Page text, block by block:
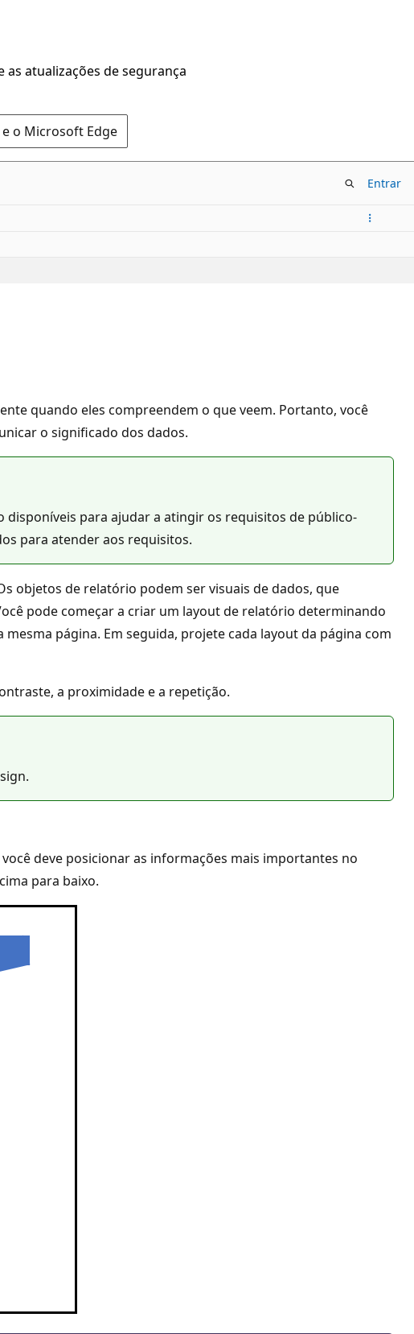
atualizações de segurança
o Microsoft Edge
Entrar
quando eles compreendem o que veem. Portanto, você
o significado dos dados.
para ajudar a atingir os requisitos de público-
para atender aos requisitos.
objetos de relatório podem ser visuais de dados, que
pode começar a criar um layout de relatório determinando
página. Em seguida, projete cada layout da página com
a proximidade e a repetição.
deve posicionar as informações mais importantes no
para baixo.